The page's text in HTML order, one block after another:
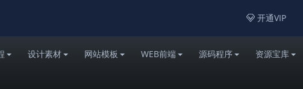
 开通VIP
设计素材 网站模板 WEB前端 源码程序 资源宝库